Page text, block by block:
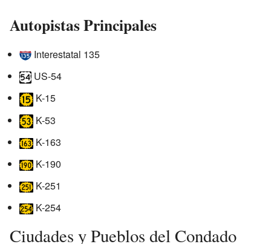
Autopistas Principales
Interestatal 135
US-54
K-15
K-53
K-163
K-190
K-251
K-254
Ciudades y Pueblos del Condado